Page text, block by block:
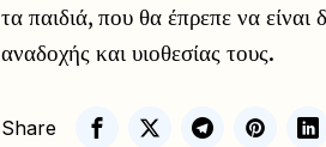
τα παιδιά, που θα έπρεπε να
αναδοχής και υιοθεσίας τους.
Share